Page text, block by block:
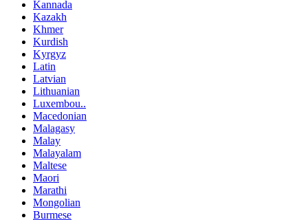
Kannada
Kazakh
Khmer
Kurdish
Kyrgyz
Latin
Latvian
Lithuanian
Luxembou..
Macedonian
Malagasy
Malay
Malayalam
Maltese
Maori
Marathi
Mongolian
Burmese